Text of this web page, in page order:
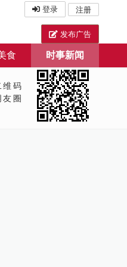
登录 注册
发布广告
食 时事新闻
维码
圈